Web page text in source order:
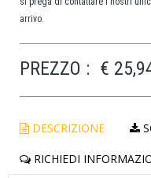
arrivo.
PREZZO : €
DESCRIZIONE
RICHIEDI